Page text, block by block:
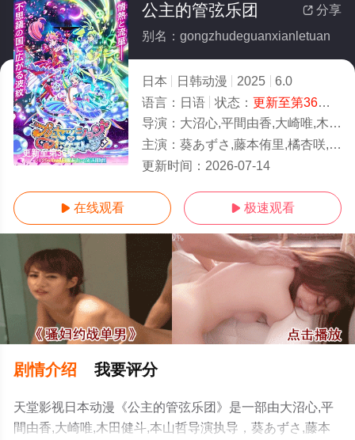
更新至第36集
 分享
公主的管弦乐团
别名：gongzhudeguanxianletuan
日本 日韩动漫 2025
6.0
语言： 日语 状态： 更新至第36集
导演： 大沼心,平間由香,大崎唯,木田健斗,本山哲
主演： 葵あずさ,藤本侑里,橘杏咲,下野纮,小林千晃,千叶翔也,榎木淳弥,武内骏辅
更新时间： 2026-07-14
 在线观看  极速观看
剧情介绍 我要评分
天堂影视日本动漫《公主的管弦乐团》是一部由大沼心,平
間由香,大崎唯,木田健斗,本山哲导演执导，葵あずさ,藤本